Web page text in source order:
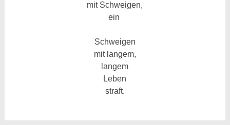
mit Schweigen,
ein
Schweigen
mit langem,
langem
Leben
straft.